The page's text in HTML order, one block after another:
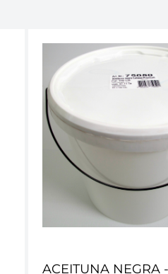
ACEITUNA NEGRA